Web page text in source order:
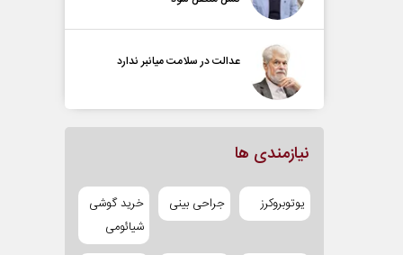
عدالت در سلامت میانبر ندارد
نیازمندی ها
یوتوبروکرز جراحی بینی
خرید گوشی
شیائومی